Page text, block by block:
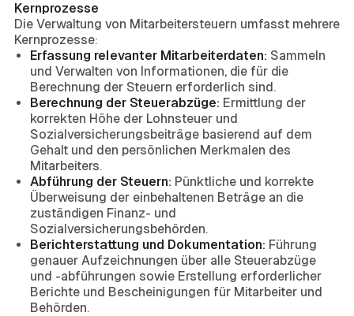
Kernprozesse
Die Verwaltung von Mitarbeitersteuern umfasst mehrere
Kernprozesse:
Erfassung relevanter Mitarbeiterdaten: Sammeln
und Verwalten von Informationen, die für die
Berechnung der Steuern erforderlich sind.
Berechnung der Steuerabzüge: Ermittlung der
korrekten Höhe der Lohnsteuer und
Sozialversicherungsbeiträge basierend auf dem
Gehalt und den persönlichen Merkmalen des
Mitarbeiters.
Abführung der Steuern: Pünktliche und korrekte
Überweisung der einbehaltenen Beträge an die
zuständigen Finanz- und
Sozialversicherungsbehörden.
Berichterstattung und Dokumentation: Führung
genauer Aufzeichnungen über alle Steuerabzüge
und -abführungen sowie Erstellung erforderlicher
Berichte und Bescheinigungen für Mitarbeiter und
Behörden.